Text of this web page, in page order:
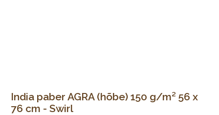
India paber AGRA (hõbe) 150 g/m² 56 x
76 cm - Swirl